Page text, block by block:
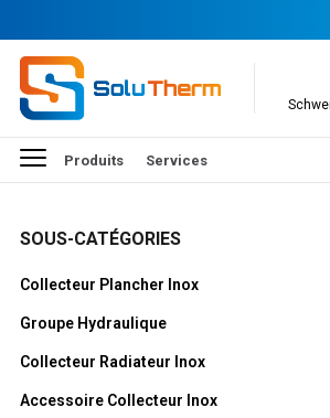
Produits Services
SOUS-CATÉGORIES
Collecteur Plancher Inox
Groupe Hydraulique
Collecteur Radiateur Inox
Accessoire Collecteur Inox